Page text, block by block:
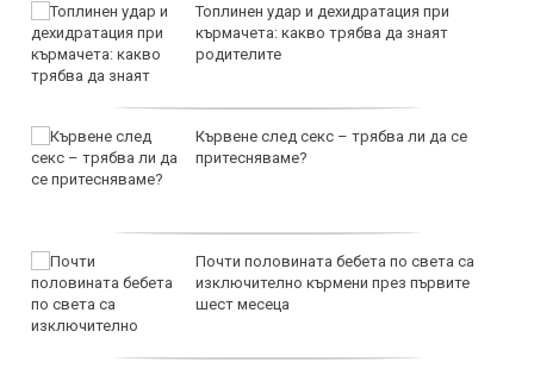
Топлинен удар и дехидратация при
кърмачета: какво трябва да знаят
родителите
Кървене след секс – трябва ли да се
притесняваме?
Почти половината бебета по света са
изключително кърмени през първите
шест месеца